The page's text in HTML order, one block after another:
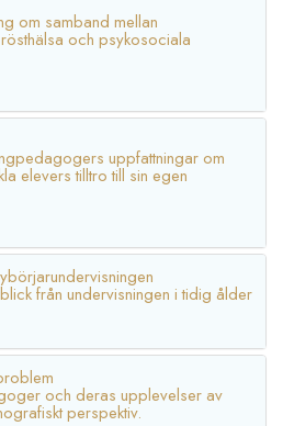
om samband mellan
och psykosociala
uppfattningar om
elevers tilltro till sin egen
från undervisningen i tidig ålder
och deras upplevelser av
perspektiv.